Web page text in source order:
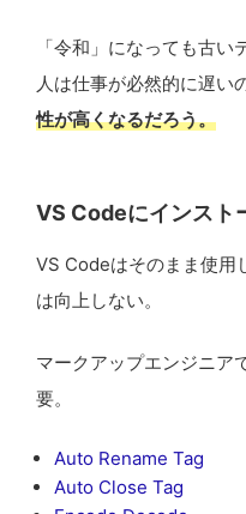
「令和」になっても古
人は仕事が必然的に遅い
性が高くなるだろう。
VS Codeにインスト
VS Codeはそのまま使用
は向上しない。
マークアップエンジニア
要。
Auto Rename Tag
Auto Close Tag